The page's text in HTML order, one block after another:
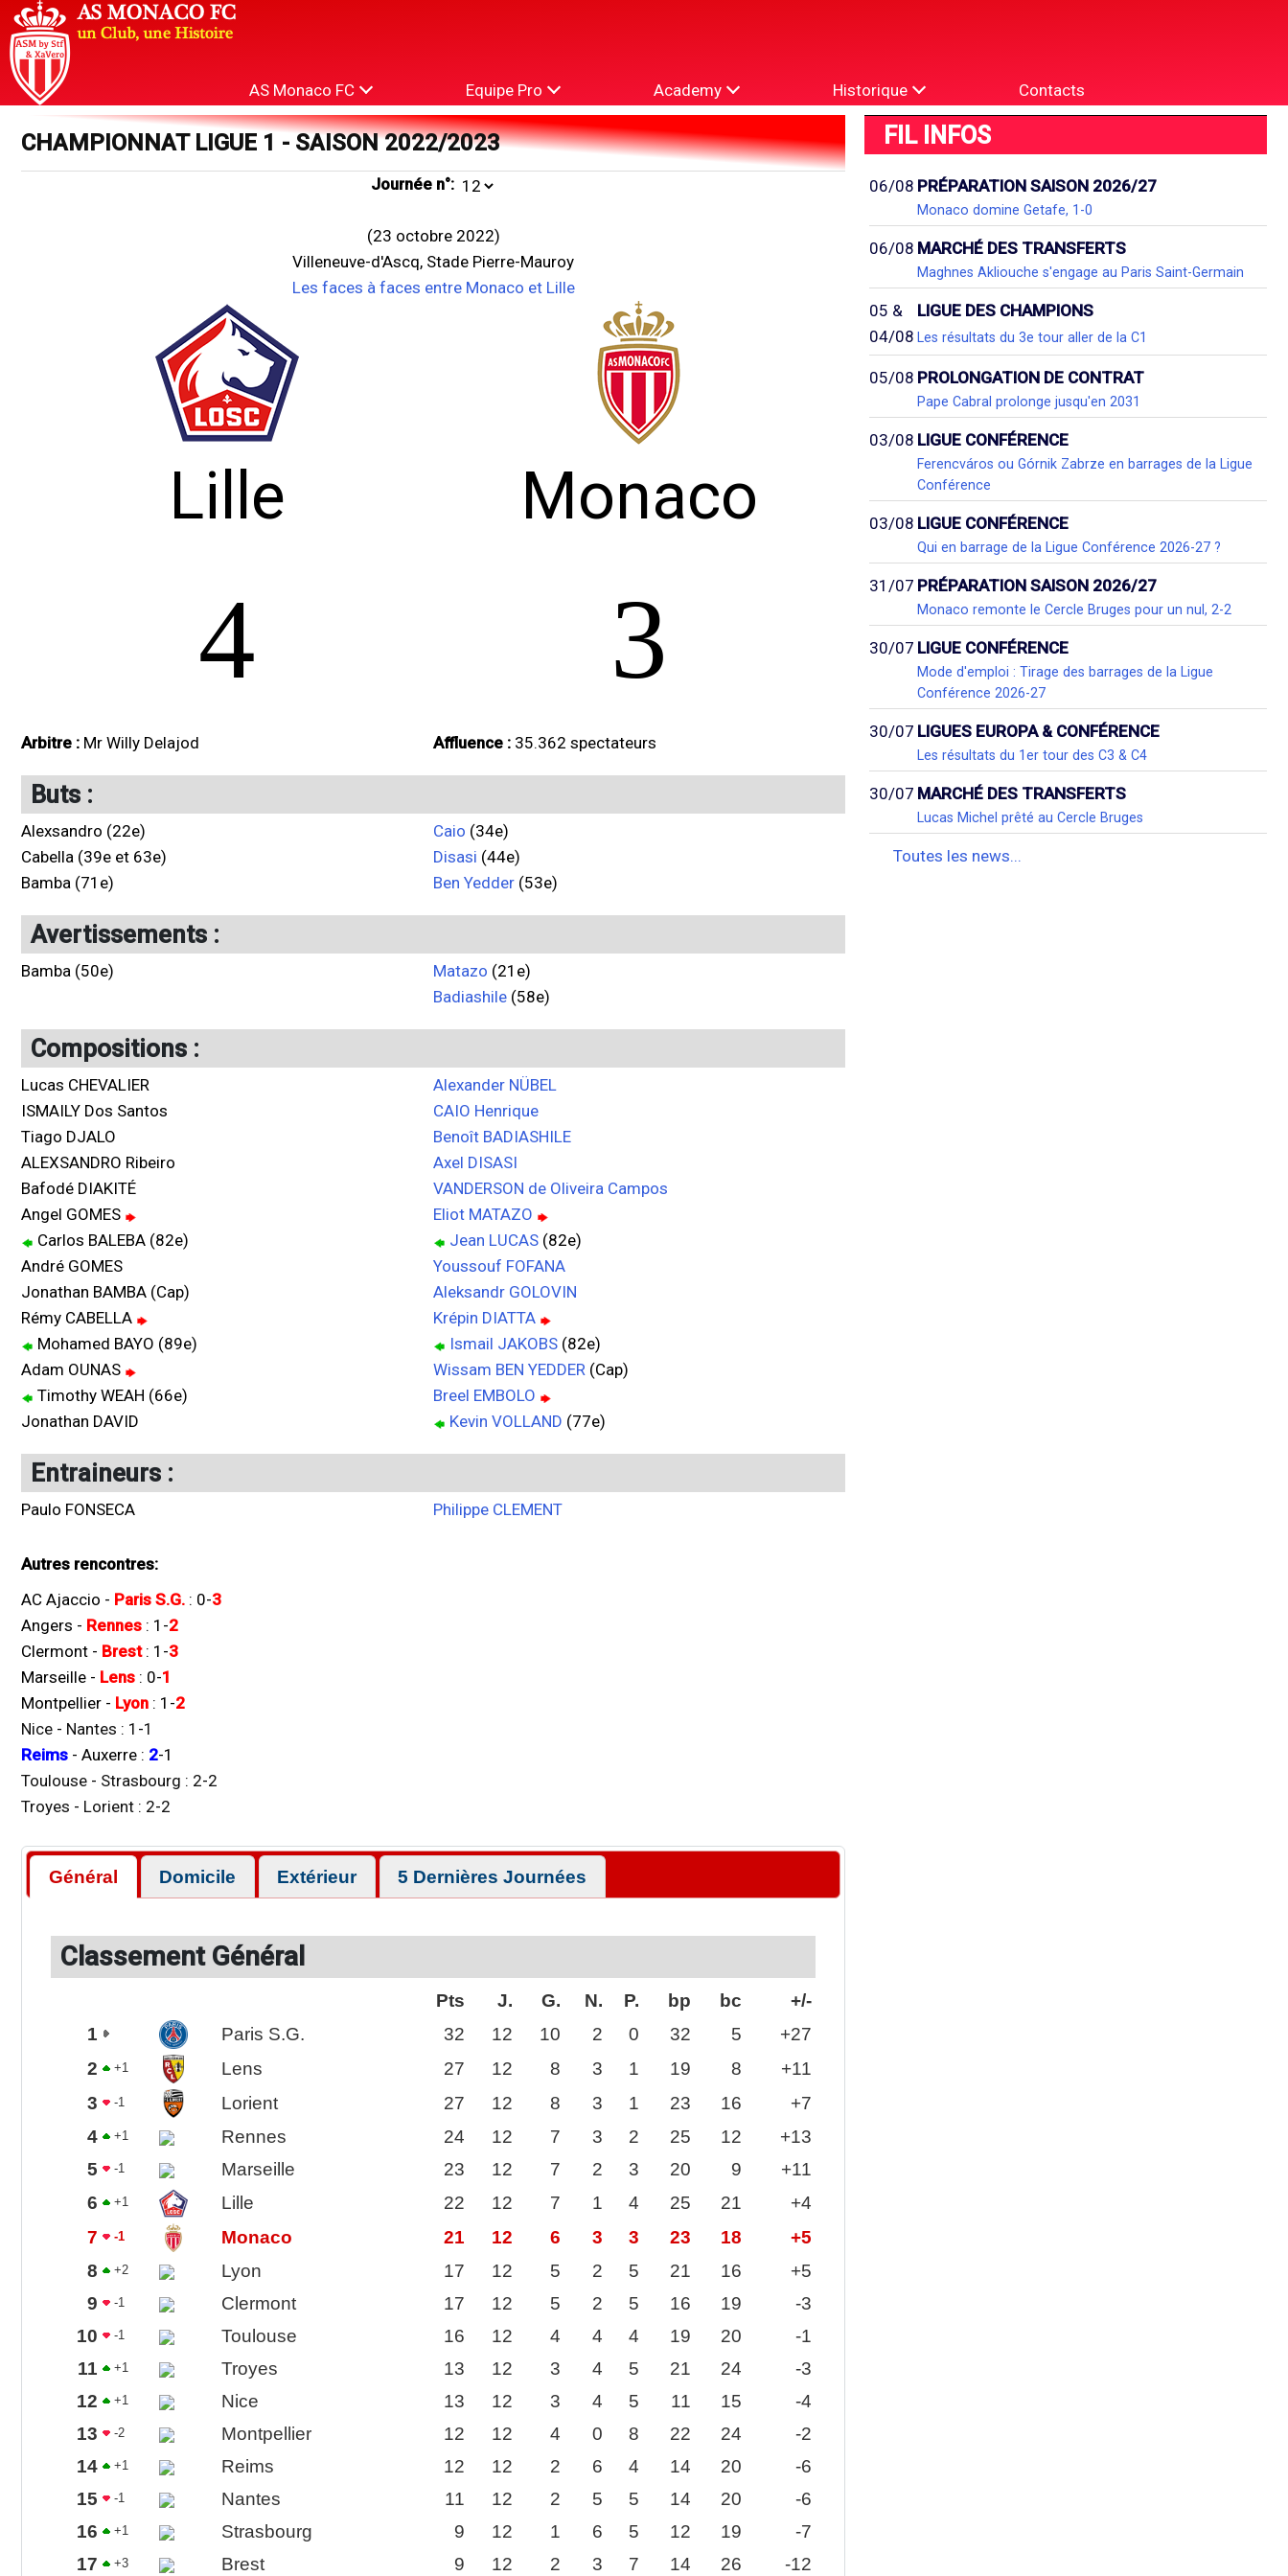
AS Monaco FC Equipe Pro Academy Historique Contacts
CHAMPIONNAT LIGUE 1 - SAISON 2022/2023
Journée n°:
(23 octobre 2022)
Villeneuve-d'Ascq, Stade Pierre-Mauroy
Les faces à faces entre Monaco et Lille
Lille Monaco
4 3
Arbitre : Mr Willy Delajod Affluence : 35.362 spectateurs
Buts :
Alexsandro (22e)
Cabella (39e et 63e)
Bamba (71e)
Caio (34e)
Disasi (44e)
Ben Yedder (53e)
Avertissements :
Bamba (50e) Matazo (21e)
Badiashile (58e)
Compositions :
Lucas CHEVALIER
ISMAILY Dos Santos
Tiago DJALO
ALEXSANDRO Ribeiro
Bafodé DIAKITÉ
Angel GOMES
Carlos BALEBA (82e)
André GOMES
Jonathan BAMBA (Cap)
Rémy CABELLA
Mohamed BAYO (89e)
Adam OUNAS
Timothy WEAH (66e)
Jonathan DAVID
Alexander NÜBEL
CAIO Henrique
Benoît BADIASHILE
Axel DISASI
VANDERSON de Oliveira Campos
Eliot MATAZO
Jean LUCAS (82e)
Youssouf FOFANA
Aleksandr GOLOVIN
Krépin DIATTA
Ismail JAKOBS (82e)
Wissam BEN YEDDER (Cap)
Breel EMBOLO
Kevin VOLLAND (77e)
Entraineurs :
Paulo FONSECA Philippe CLEMENT
Autres rencontres:
AC Ajaccio - Paris S.G. : 0-3
Angers - Rennes : 1 -2
Clermont - Brest: 1 -3
Marseille - Lens : 0-1
Montpellier - Lyon : 1 -2
Nice - Nantes : 1 -1
Reims - Auxerre : 2-1
Toulouse - Strasbourg : 2-2
Troyes - Lorient : 2-2
Général Domicile Extérieur 5 Dernières Journées
Classement Général
Pts J. G. N. P. bp bc
+/-
1
Paris S.G. 32 12 10 2 0 32 5
+27
2
+1 Lens 27 12 8 3 1 19 8
+11
3
-1 Lorient 27 12 8 3 1 23 16
+7
4
+1 Rennes 24 12 7 3 2 25 12
+13
5
-1 Marseille 23 12 7 2 3 20 9
+11
6
+1 Lille 22 12 7 1 4 25 21
+4
7
-1 Monaco 21 12 6 3 3 23 18
+5
8
+2 Lyon 17 12 5 2 5 21 16
+5
9
-1 Clermont 17 12 5 2 5 16 19
-3
10
-1 Toulouse 16 12 4 4 4 19 20
-1
11
+1 Troyes 13 12 3 4 5 21 24
-3
12
+1 Nice 13 12 3 4 5 11 15
-4
13
-2 Montpellier 12 12 4 0 8 22 24
-2
14
+1 Reims 12 12 2 6 4 14 20
-6
15
-1 Nantes 11 12 2 5 5 14 20
-6
16
+1 Strasbourg 9 12 1 6 5 12 19
-7
17
+3 Brest 9 12 2 3 7 14 26 -12
FIL INFOS
06/08 PRÉPARATION SAISON 2026/27
Monaco domine Getafe, 1-0
06/08 MARCHÉ DES TRANSFERTS
Maghnes Akliouche s'engage au Paris Saint-Germain
05 &
04/08
LIGUE DES CHAMPIONS
Les résultats du 3e tour aller de la C1
05/08 PROLONGATION DE CONTRAT
Pape Cabral prolonge jusqu'en 2031
03/08 LIGUE CONFÉRENCE
Ferencváros ou Górnik Zabrze en barrages de la Ligue
Conférence
03/08 LIGUE CONFÉRENCE
Qui en barrage de la Ligue Conférence 2026-27 ?
31/07 PRÉPARATION SAISON 2026/27
Monaco remonte le Cercle Bruges pour un nul, 2-2
30/07 LIGUE CONFÉRENCE
Mode d'emploi : Tirage des barrages de la Ligue
Conférence 2026-27
30/07 LIGUES EUROPA & CONFÉRENCE
Les résultats du 1er tour des C3 & C4
30/07 MARCHÉ DES TRANSFERTS
Lucas Michel prêté au Cercle Bruges
Toutes les news...